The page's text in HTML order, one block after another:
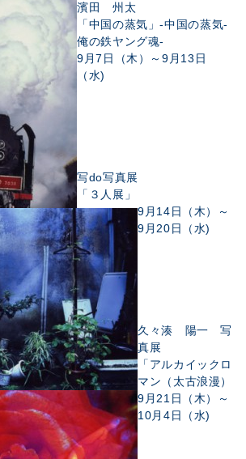
濱田 州太
「中国の蒸気」-中国の蒸気-
俺の鉄ヤング魂-
9月7日（木）～9月13日
（水)
写do写真展
「３人展」
9月14日（木）～
9月20日（水)
久々湊 陽一 写
真展
「アルカイックロ
マン（太古浪漫）
9月21日（木）～
10月4日（水)